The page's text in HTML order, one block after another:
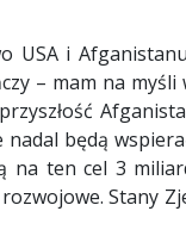
USA i
– mam na
nadal będą
na ten cel 3
Stany